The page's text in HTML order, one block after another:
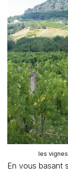
les
En vous basant